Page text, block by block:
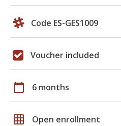
Code ES-GES1009
Voucher included
calendar_today 6 months
grid_on Open enrollment